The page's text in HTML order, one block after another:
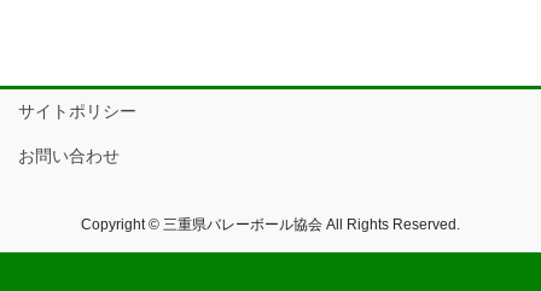
サイトポリシー
お問い合わせ
Copyright © 三重県バレーボール協会 All Rights Reserved.